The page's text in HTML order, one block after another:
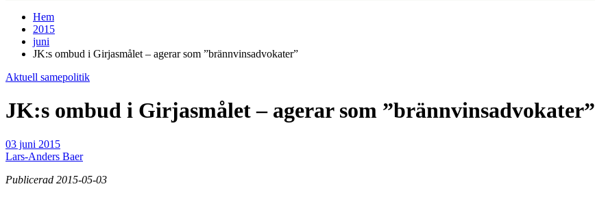
Hem
2015
juni
JK:s ombud i Girjasmålet – agerar som ”brännvinsadvokater”
Aktuell samepolitik
JK:s ombud i Girjasmålet – agerar som ”brännvinsadvokater”
03 juni 2015
Lars-Anders Baer
Publicerad 2015-05-03